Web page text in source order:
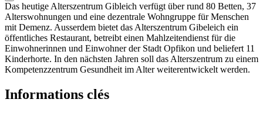
Das heutige Alterszentrum Gibleich verfügt über rund 80 Betten, 37
Alterswohnungen und eine dezentrale Wohngruppe für Menschen
mit Demenz. Ausserdem bietet das Alterszentrum Gibeleich ein
öffentliches Restaurant, betreibt einen Mahlzeitendienst für die
Einwohnerinnen und Einwohner der Stadt Opfikon und beliefert 11
Kinderhorte. In den nächsten Jahren soll das Alterszentrum zu einem
Kompetenzzentrum Gesundheit im Alter weiterentwickelt werden.
Informations clés